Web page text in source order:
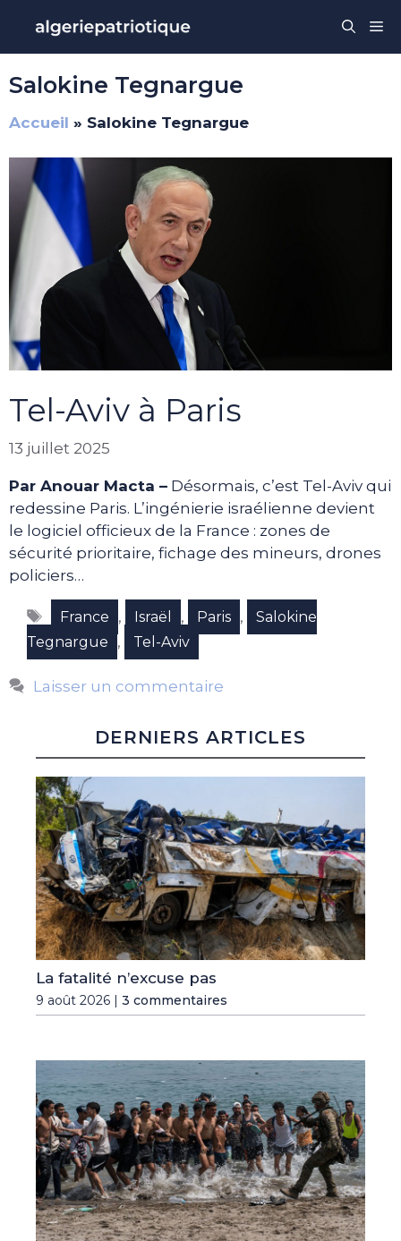
contenu
Salokine Tegnargue
Accueil » Salokine Tegnargue
Tel-Aviv à Paris
13 juillet 2025
Par Anouar Macta – Désormais, c’est Tel-Aviv qui
redessine Paris. L’ingénierie israélienne devient
le logiciel officieux de la France : zones de
sécurité prioritaire, fichage des mineurs, drones
policiers…
Étiquettes
France , Israël , Paris ,
Salokine
Tegnargue
, Tel-Aviv
Laisser un commentaire
DERNIERS ARTICLES
La fatalité n’excuse pas
9 août 2026 | 3 commentaires